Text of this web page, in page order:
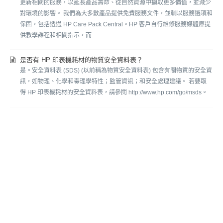
更新相關的服務，以延長產品壽命、從自然資源中擷取更多價值，並減少
對環境的影響。 我們為大多數產品提供免費服務文件，並輔以服務選項和
保固，包括透過 HP Care Pack Central。HP 客戶自行維修服務媒體庫提
供教學課程和相關指示，而 ...
是否有 HP 印表機耗材的物質安全資料表？
是。安全資料表 (SDS) (以前稱為物質安全資料表) 包含有關物質的安全資
訊，如物理、化學和毒理學特性；監管資訊；和安全處理建議。 若要取
得 HP 印表機耗材的安全資料表，請參閱 http://www.hp.com/go/msds。